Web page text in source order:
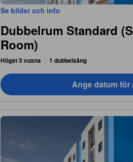
Se bilder och info
Dubbelrum Standard
Room)
Högst 3 vuxna 1 dubbelsäng
Ange datum för